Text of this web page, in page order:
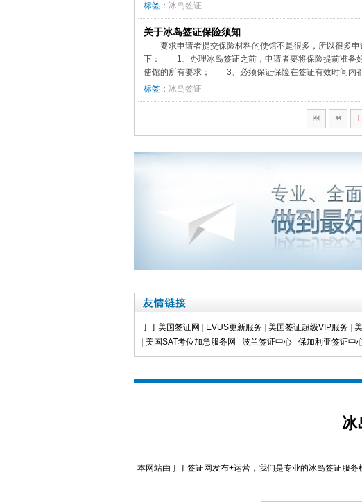
标签： 冰岛签证
关于冰岛签证保险须知
要求申请者提交保险材料的使馆不是很多，所以很多
下： 1、办理冰岛签证之前，申请者要将保险提前准备
使馆的所有要求； 3、必须保证保险在签证有效时间
标签： 冰岛签证
1
丁丁美国签证网 EVUS更新服务 美国签证超级VIP服务
美国SAT考位加急服务网 波兰签证中心 保加利亚签证中
冰
本网站由丁丁签证网发布+运营，我们是专业的冰岛签证服